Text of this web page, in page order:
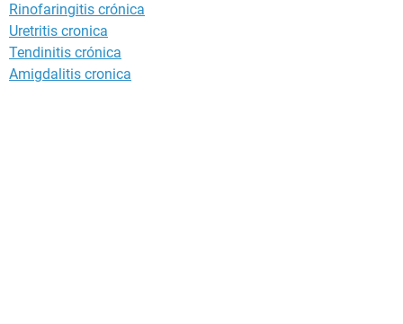
Rinofaringitis crónica
Uretritis cronica
Tendinitis crónica
Amigdalitis cronica